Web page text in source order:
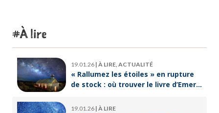
À lire
19.01.26 | À LIRE, ACTUALITÉ
« Rallumez les étoiles » en rupture
de stock : où trouver le livre d’Emeric
19.01.26 | À LIRE